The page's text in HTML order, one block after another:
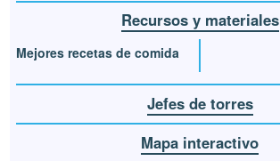
Recursos y materiales
Mejores recetas de comida
Jefes de torres
Mapa interactivo